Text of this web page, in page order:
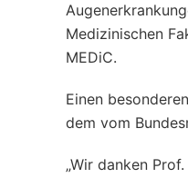
Medizinischen
MEDiC.
Einen
dem vom
„Wir danken